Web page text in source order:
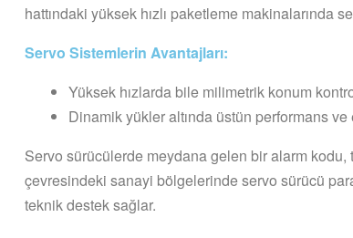
hattındaki yüksek hızlı paketleme makinalarında
Servo Sistemlerin Avantajları:
Yüksek hızlarda bile milimetrik konum
Dinamik yükler altında üstün performans
Servo sürücülerde meydana gelen bir alarm kodu,
çevresindeki sanayi bölgelerinde servo sürücü
teknik destek sağlar.